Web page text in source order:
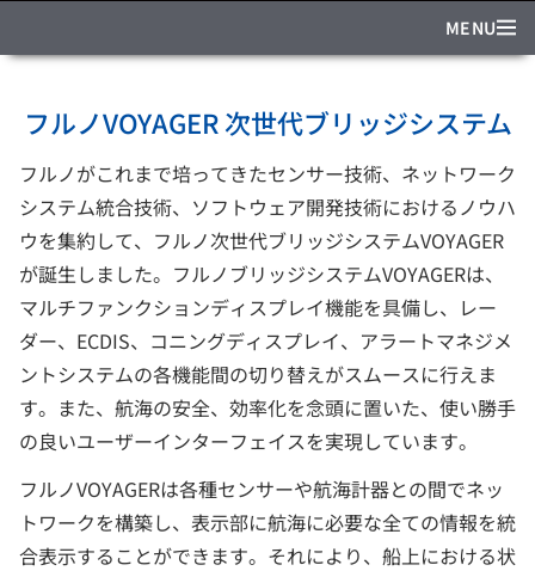
MENU
フルノVOYAGER 次世代ブリッジシステム
フルノがこれまで培ってきたセンサー技術、ネットワーク
システム統合技術、ソフトウェア開発技術におけるノウハ
ウを集約して、フルノ次世代ブリッジシステムVOYAGER
が誕生しました。フルノブリッジシステムVOYAGERは、
マルチファンクションディスプレイ機能を具備し、レー
ダー、ECDIS、コニングディスプレイ、アラートマネジメ
ントシステムの各機能間の切り替えがスムースに行えま
す。また、航海の安全、効率化を念頭に置いた、使い勝手
の良いユーザーインターフェイスを実現しています。
フルノVOYAGERは各種センサーや航海計器との間でネッ
トワークを構築し、表示部に航海に必要な全ての情報を統
合表示することができます。それにより、船上における状